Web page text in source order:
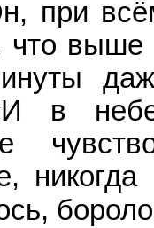
при
что
в